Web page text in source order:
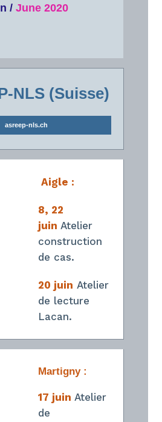
/ June 2020
NLS (Suisse)
asreep-nls.ch
Aigle :
8, 22
juin Atelier
construction
de cas.
20 juin Atelier
de lecture
Lacan.
Martigny :
17 juin Atelier
de